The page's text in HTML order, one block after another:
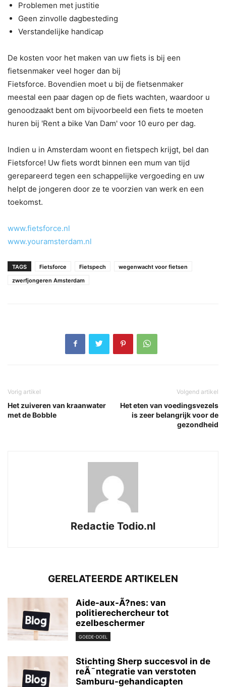
Problemen met justitie
Geen zinvolle dagbesteding
Verstandelijke handicap
De kosten voor het maken van uw fiets is bij een
fietsenmaker veel hoger dan bij
Fietsforce. Bovendien moet u bij de fietsenmaker
meestal een paar dagen op de fiets wachten, waardoor u
genoodzaakt bent om bijvoorbeeld een fiets te moeten
huren bij 'Rent a bike Van Dam' voor 10 euro per dag.
Indien u in Amsterdam woont en fietspech krijgt, bel dan
Fietsforce! Uw fiets wordt binnen een mum van tijd
gerepareerd tegen een schappelijke vergoeding en uw
helpt de jongeren door ze te voorzien van werk en een
toekomst.
www.fietsforce.nl
www.youramsterdam.nl
TAGS Fietsforce Fietspech
wegenwacht voor fietsen
zwerfjongeren Amsterdam
Vorig artikel
Het zuiveren van kraanwater
met de Bobble
Volgend artikel
Het eten van voedingsvezels
is zeer belangrijk voor de
gezondheid
Redactie Todio.nl
GERELATEERDE ARTIKELEN
Aide-aux-Ã?nes: van
politierechercheur tot
ezelbeschermer
GOEDE-DOEL
Stichting Sherp succesvol in de
reÃ¯ntegratie van verstoten
Samburu-gehandicapten